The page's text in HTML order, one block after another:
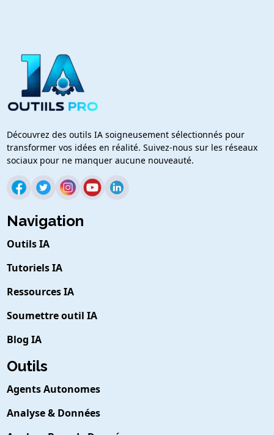
Découvrez des outils IA soigneusement sélectionnés pour
transformer vos idées en réalité. Suivez-nous sur les réseaux
sociaux pour ne manquer aucune nouveauté.
Navigation
Outils IA
Tutoriels IA
Ressources IA
Soumettre outil IA
Blog IA
Outils
Agents Autonomes
Analyse & Données